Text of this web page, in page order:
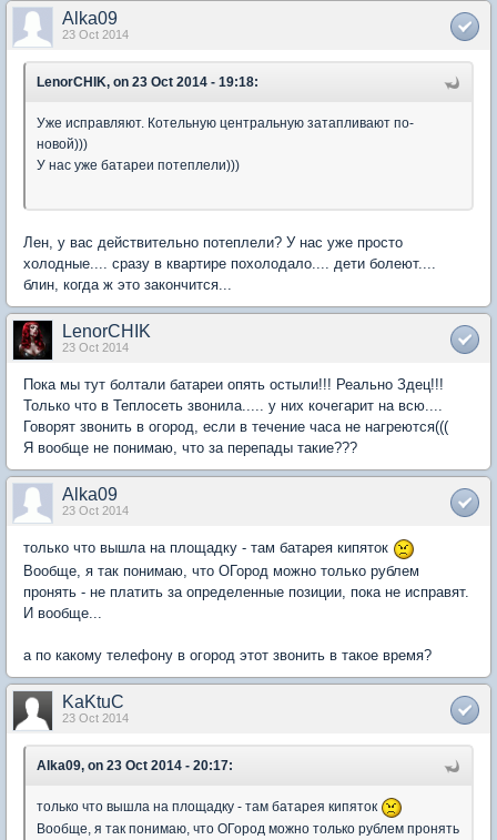
Alka09
23 Oct 2014
LenorCHIK, on 23 Oct 2014 - 19:18:
Уже исправляют. Котельную центральную затапливают по-
новой)))
У нас уже батареи потеплели)))
Лен, у вас действительно потеплели? У нас уже просто
холодные.... сразу в квартире похолодало.... дети болеют....
блин, когда ж это закончится...
LenorCHIK
23 Oct 2014
Пока мы тут болтали батареи опять остыли!!! Реально Здец!!!
Только что в Теплосеть звонила..... у них кочегарит на всю....
Говорят звонить в огород, если в течение часа не нагреются(((
Я вообще не понимаю, что за перепады такие???
Alka09
23 Oct 2014
только что вышла на площадку - там батарея кипяток
Вообще, я так понимаю, что ОГород можно только рублем
пронять - не платить за определенные позиции, пока не исправят.
И вообще...
а по какому телефону в огород этот звонить в такое время?
KaKtuC
23 Oct 2014
Alka09, on 23 Oct 2014 - 20:17:
только что вышла на площадку - там батарея кипяток
Вообще, я так понимаю, что ОГород можно только рублем пронять